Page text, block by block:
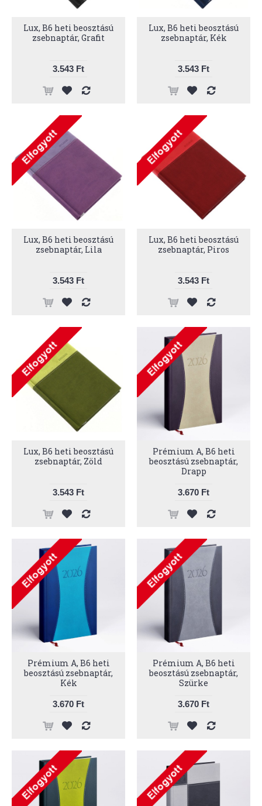
Lux, B6 heti beosztású
zsebnaptár, Grafit
3.543 Ft
Lux, B6 heti beosztású
zsebnaptár, Kék
3.543 Ft
Lux, B6 heti beosztású
zsebnaptár, Lila
3.543 Ft
Lux, B6 heti beosztású
zsebnaptár, Piros
3.543 Ft
Lux, B6 heti beosztású
zsebnaptár, Zöld
3.543 Ft
Prémium A, B6 heti
beosztású zsebnaptár,
Drapp
3.670 Ft
Prémium A, B6 heti
beosztású zsebnaptár,
Kék
3.670 Ft
Prémium A, B6 heti
beosztású zsebnaptár,
Szürke
3.670 Ft